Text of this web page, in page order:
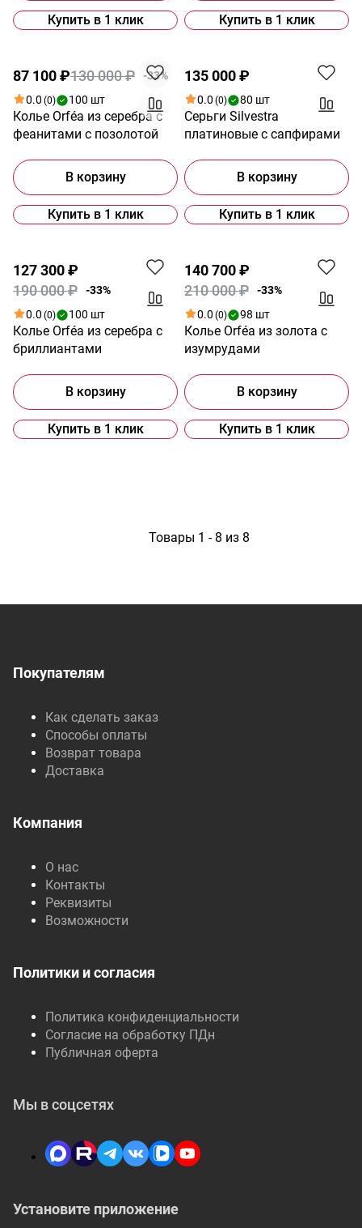
Купить в 1 клик Купить в 1 клик
Акция
87 100 ₽130 000 ₽
-33%
0.0 (0) 100 шт
Колье Orféa из серебра с
феанитами с позолотой
В корзину
Купить в 1 клик
135 000 ₽
0.0 (0) 80 шт
Серьги Silvestra
платиновые с сапфирами
В корзину
Купить в 1 клик
Акция
127 300 ₽
190 000 ₽
-33%
0.0 (0) 100 шт
Колье Orféa из серебра с
бриллиантами
В корзину
Купить в 1 клик
Акция
140 700 ₽
210 000 ₽
-33%
0.0 (0) 98 шт
Колье Orféa из золота с
изумрудами
В корзину
Купить в 1 клик
Товары 1 - 8 из 8
Покупателям
Как сделать заказ
Способы оплаты
Возврат товара
Доставка
Компания
О нас
Контакты
Реквизиты
Возможности
Политики и согласия
Политика конфиденциальности
Согласие на обработку ПДн
Публичная оферта
Установите приложение
Мы в соцсетях